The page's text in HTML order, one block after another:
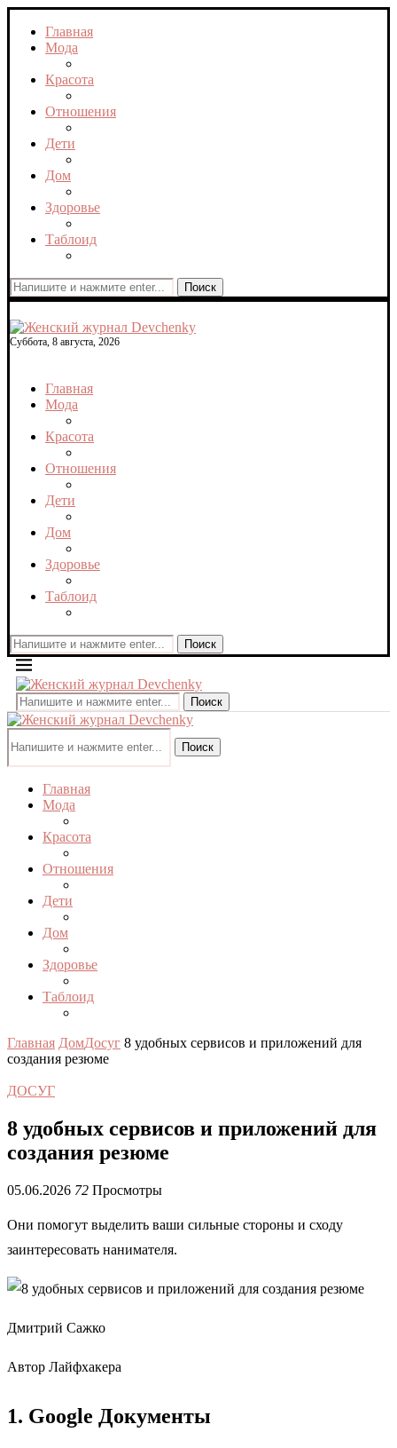
Главная
Мода
Красота
Отношения
Дети
Дом
Здоровье
Таблоид
Поиск
Суббота, 8 августа, 2026
Главная
Мода
Красота
Отношения
Дети
Дом
Здоровье
Таблоид
Поиск
Поиск
Поиск
Главная
Мода
Красота
Отношения
Дети
Дом
Здоровье
Таблоид
Главная ДомДосуг 8 удобных сервисов и приложений для
создания резюме
ДОСУГ
8 удобных сервисов и приложений для
создания резюме
05.06.2026 72 Просмотры
Они помогут выделить ваши сильные стороны и сходу
заинтересовать нанимателя.
Дмитрий Сажко
Автор Лайфхакера
1. Google Документы